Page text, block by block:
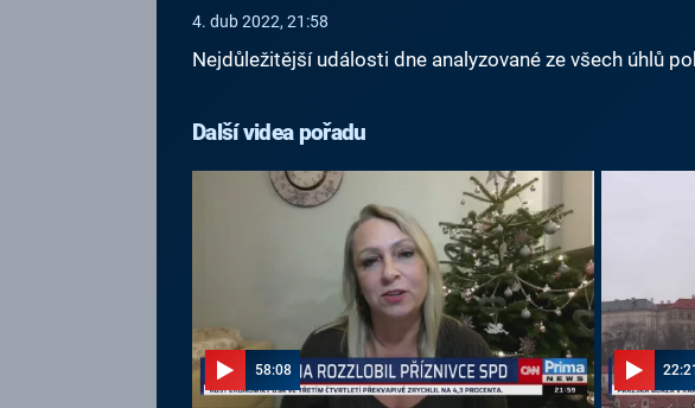
4. dub 2022, 21:58
Nejdůležitější události dne analyzované ze všech úhlů
Další videa pořadu
58:08